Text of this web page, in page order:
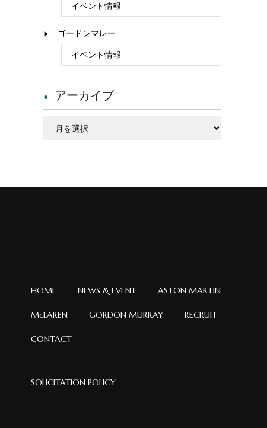
イベント情報
ゴードンマレー
イベント情報
アーカイブ
ブ
HOME NEWS & EVENT ASTON MARTIN
McLAREN GORDON MURRAY RECRUIT
CONTACT
SOLICITATION POLICY